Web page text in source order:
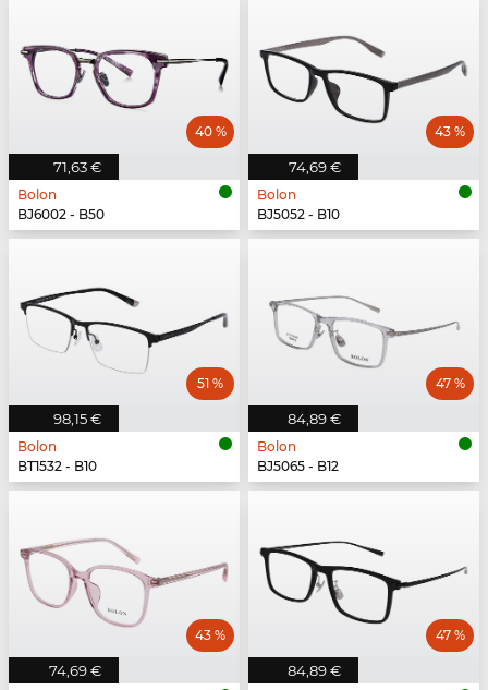
71,63 €
40 %
Bolon
BJ6002 - B50
74,69 €
43 %
Bolon
BJ5052 - B10
98,15 €
51 %
Bolon
BT1532 - B10
84,89 €
47 %
Bolon
BJ5065 - B12
74,69 €
43 %
84,89 €
47 %